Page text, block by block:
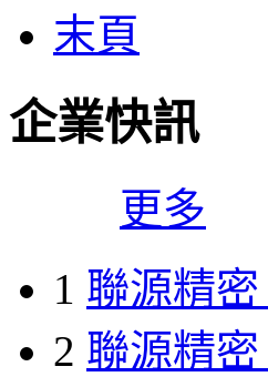
末頁
企業快訊
更多
1 聯源精
2 聯源精